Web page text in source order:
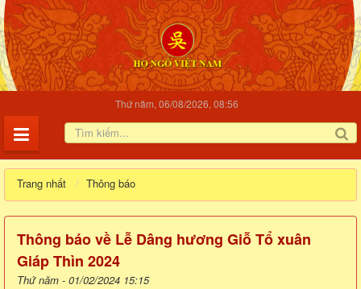
Thứ năm, 06/08/2026, 08:56
Trang nhất Thông báo
Thông báo về Lễ Dâng hương Giỗ Tổ xuân
Giáp Thìn 2024
Thứ năm - 01/02/2024 15:15